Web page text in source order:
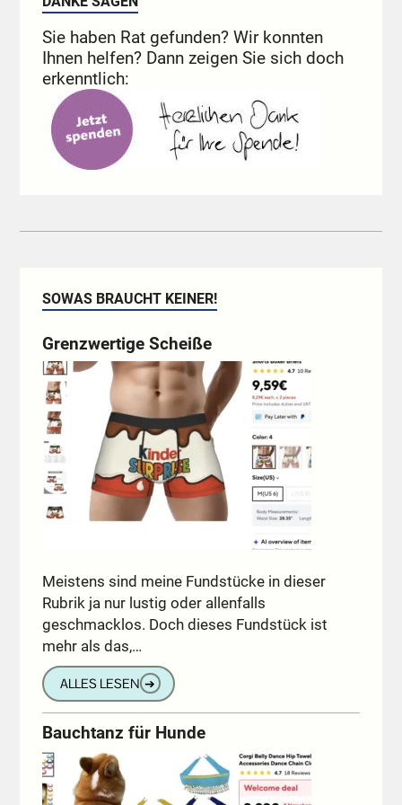
Sie haben Rat gefunden? Wir konnten
Ihnen helfen? Dann zeigen Sie sich doch
erkenntlich:
SOWAS BRAUCHT KEINER!
Grenzwertige Scheiße
Meistens sind meine Fundstücke in dieser
Rubrik ja nur lustig oder allenfalls
geschmacklos. Doch dieses Fundstück ist
mehr als das,…
ALLES LESEN ➔
Bauchtanz für Hunde